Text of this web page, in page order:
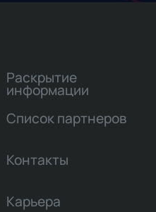
Раскрытие
информации
Список партнеров
Контакты
Карьера